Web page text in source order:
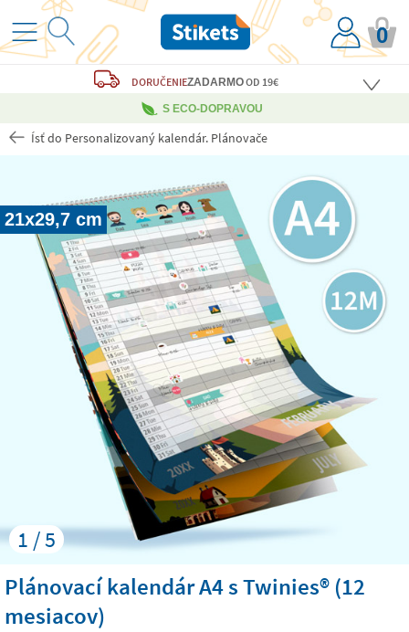
0
DORUČENIEZADARMOOD 19€
S ECO-DOPRAVOU
Ísť do Personalizovaný kalendár. Plánovače
1 / 5
21x29,7 cm
Plánovací kalendár A4 s Twinies® (12
mesiacov)